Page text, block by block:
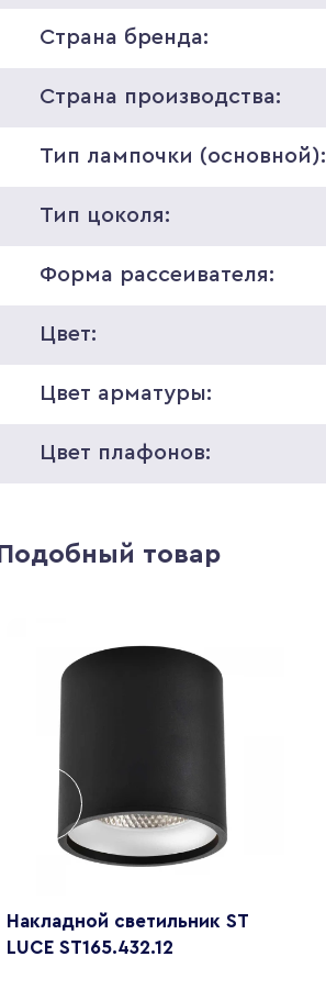
Страна бренда:
Страна производства:
Тип лампочки (основной):
Тип цоколя:
Форма рассеивателя:
Цвет:
Цвет арматуры:
Цвет плафонов:
Подобный товар
Накладной светильник ST
LUCE ST165.432.12